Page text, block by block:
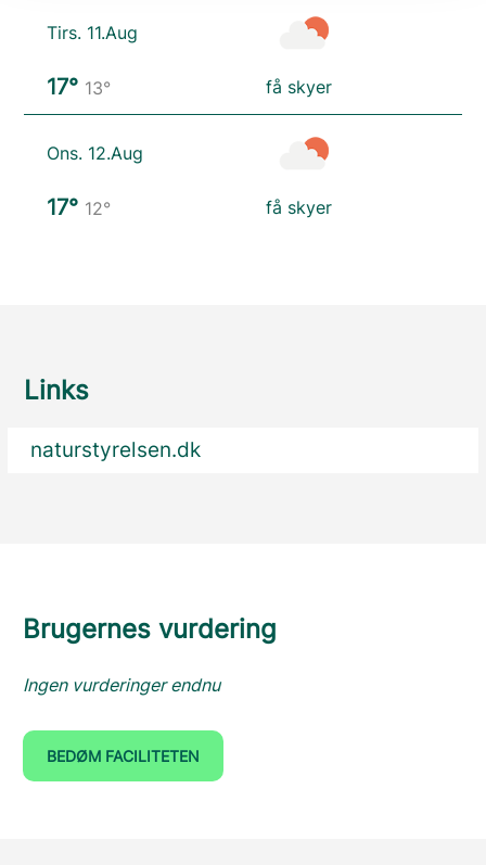
Tirs. 11.Aug
17° 13° få skyer
Ons. 12.Aug
17° 12° få skyer
Links
naturstyrelsen.dk
Brugernes vurdering
Ingen vurderinger endnu
BEDØM FACILITETEN